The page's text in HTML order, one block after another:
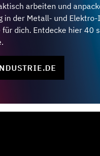
arbeiten und
in der Metall- und
dich. Entdecke hier 40